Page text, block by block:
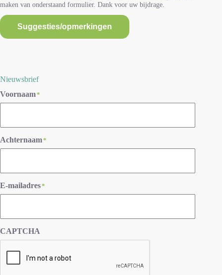
maken van onderstaand formulier. Dank voor uw bijdrage.
Suggesties/opmerkingen
Nieuwsbrief
Voornaam*
Achternaam*
E-mailadres*
CAPTCHA